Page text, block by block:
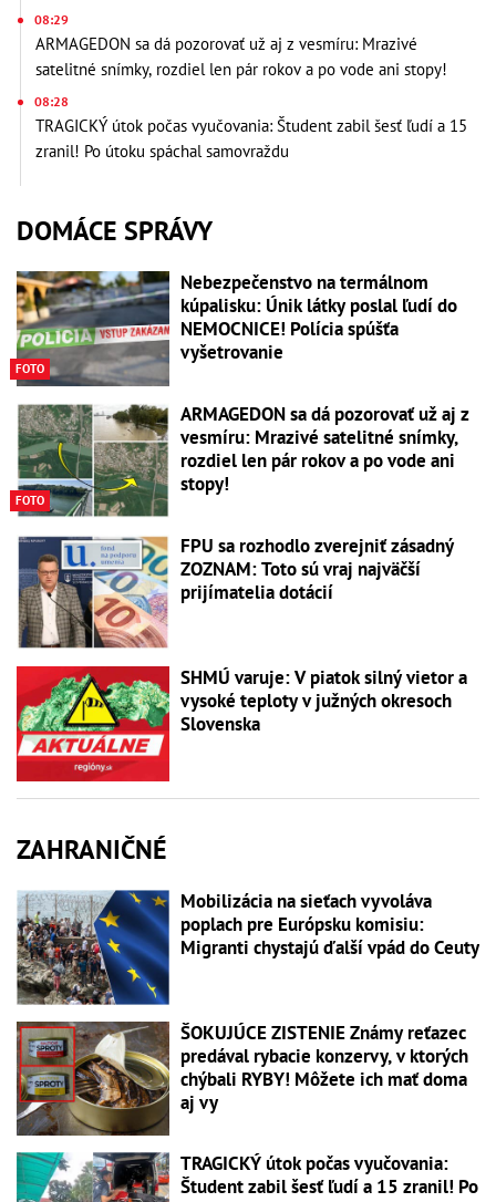
08:29
ARMAGEDON sa dá pozorovať už aj z vesmíru: Mrazivé
satelitné snímky, rozdiel len pár rokov a po vode ani stopy!
08:28
TRAGICKÝ útok počas vyučovania: Študent zabil šesť ľudí a 15
zranil! Po útoku spáchal samovraždu
DOMÁCE SPRÁVY
FOTO
Nebezpečenstvo na termálnom
kúpalisku: Únik látky poslal ľudí do
NEMOCNICE! Polícia spúšťa
vyšetrovanie
FOTO
ARMAGEDON sa dá pozorovať už aj z
vesmíru: Mrazivé satelitné snímky,
rozdiel len pár rokov a po vode ani
stopy!
FPU sa rozhodlo zverejniť zásadný
ZOZNAM: Toto sú vraj najväčší
prijímatelia dotácií
SHMÚ varuje: V piatok silný vietor a
vysoké teploty v južných okresoch
Slovenska
ZAHRANIČNÉ
Mobilizácia na sieťach vyvoláva
poplach pre Európsku komisiu:
Migranti chystajú ďalší vpád do Ceuty
ŠOKUJÚCE ZISTENIE Známy reťazec
predával rybacie konzervy, v ktorých
chýbali RYBY! Môžete ich mať doma
aj vy
TRAGICKÝ útok počas vyučovania:
Študent zabil šesť ľudí a 15 zranil! Po